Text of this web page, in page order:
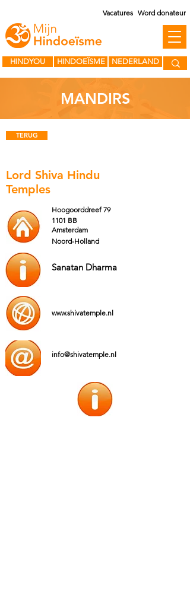
HINDOEÏSME
HINDYOU NEDERLAND
Vacatures Word donateur
MANDIRS
TERUG
Lord Shiva Hindu
Temples
Hoogoorddreef 79
Amsterdam
1101 BB
Noord-Holland
Sanatan Dharma
www.shivatemple.nl
info@shivatemple.nl